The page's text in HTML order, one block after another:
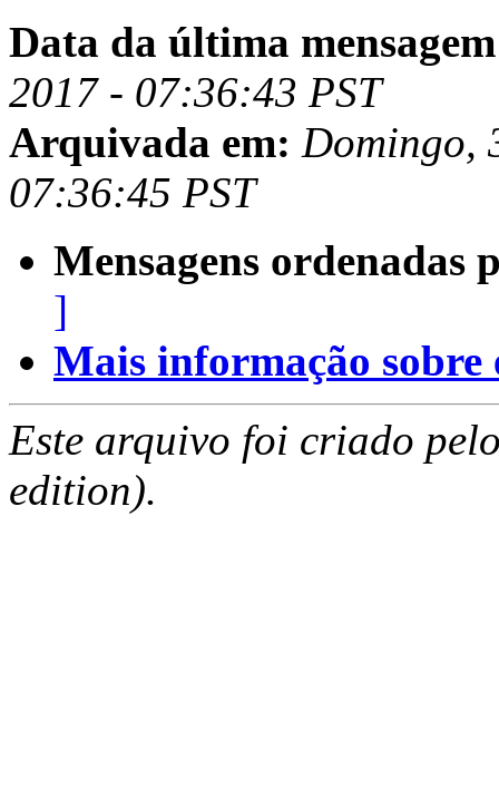
Data da última
2017 - 07:36:43 PST
Arquivada em: Domingo,
07:36:45 PST
Mensagens ordenadas
]
Mais informação sobre
Este arquivo foi criado
edition).